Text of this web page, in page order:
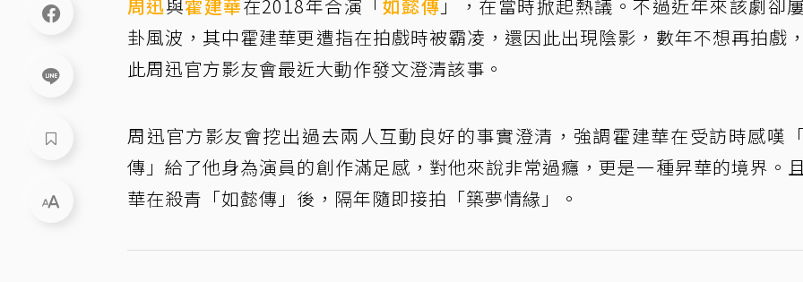
周迅與霍建華在2018年合演「 如懿傳 」，在當時掀起熱議。不過近年來該劇卻
卦風波，其中霍建華更遭指在拍戲時被霸凌，還因此出現陰影，數年不想再拍戲
此周迅官方影友會最近大動作發文澄清該事。
周迅官方影友會挖出過去兩人互動良好的事實澄清，強調霍建華在受訪時感嘆
傳」給了他身為演員的創作滿足感，對他來說非常過癮，更是一種昇華的境界。
華在殺青「如懿傳」後，隔年隨即接拍「築夢情緣」。